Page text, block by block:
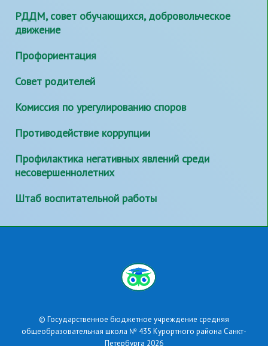
РДДМ, совет обучающихся, добровольческое
движение
Профориентация
Совет родителей
Комиссия по урегулированию споров
Противодействие коррупции
Профилактика негативных явлений среди
несовершеннолетних
Штаб воспитательной работы
© Государственное бюджетное учреждение средняя
общеобразовательная школа № 435 Курортного района Санкт-
Петербурга 2026